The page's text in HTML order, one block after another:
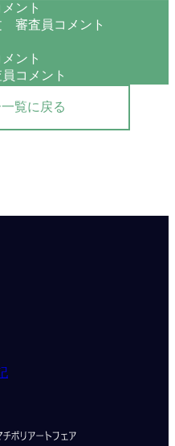
ント
審査員コメント
ント
コメント
覧に戻る